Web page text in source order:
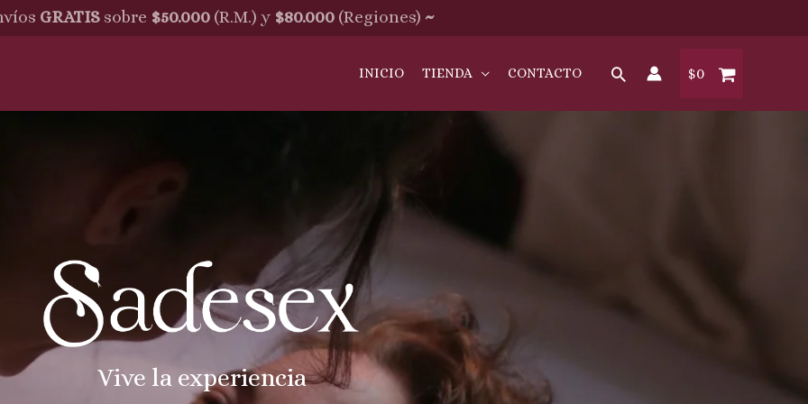
GRATIS sobre $50.000 (R.M.) y $80.000 (Regiones) ~
INICIO TIENDA CONTACTO $0
Vive la experiencia